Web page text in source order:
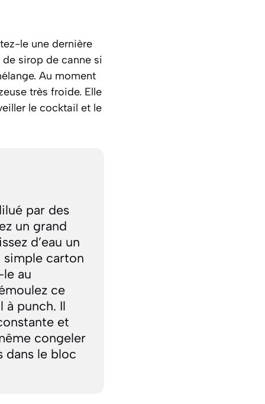
le une dernière
sirop de canne si
Au moment
très froide. Elle
le cocktail et le
par des
un grand
d’eau un
simple carton
au
ce
à punch. Il
et
congeler
dans le bloc